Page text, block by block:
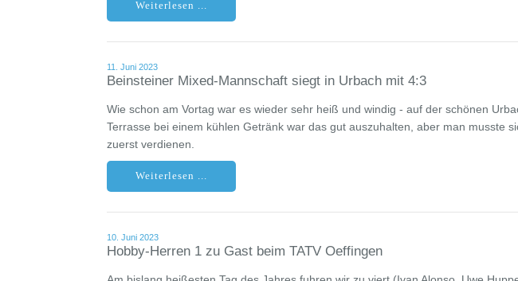
Weiterlesen ...
11. Juni 2023
Beinsteiner Mixed-Mannschaft siegt in Urbach mit 4:3
Wie schon am Vortag war es wieder sehr heiß und windig - auf der schönen
Terrasse bei einem kühlen Getränk war das gut auszuhalten, aber man musste
zuerst verdienen.
Weiterlesen ...
10. Juni 2023
Hobby-Herren 1 zu Gast beim TATV Oeffingen